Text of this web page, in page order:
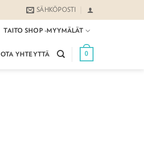
SÄHKÖPOSTI
TAITO SHOP -MYYMÄLÄT
OTA YHTEYTTÄ 0